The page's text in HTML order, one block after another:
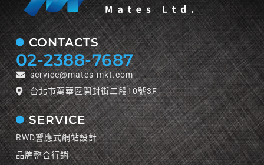
CONTACTS
02-2388-7687
service@mates-mkt.com
台北市萬華區開封街二段10號3F
SERVICE
RWD響應式網站設計
品牌整合行銷